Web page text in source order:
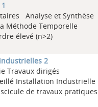
Analyse et Synthèse
Méthode Temporelle
élevé (n>2)
2
Travaux dirigés
Installation Industrielle
de travaux pratiques